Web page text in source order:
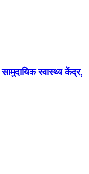
स्वास्थ्य केंद्र,